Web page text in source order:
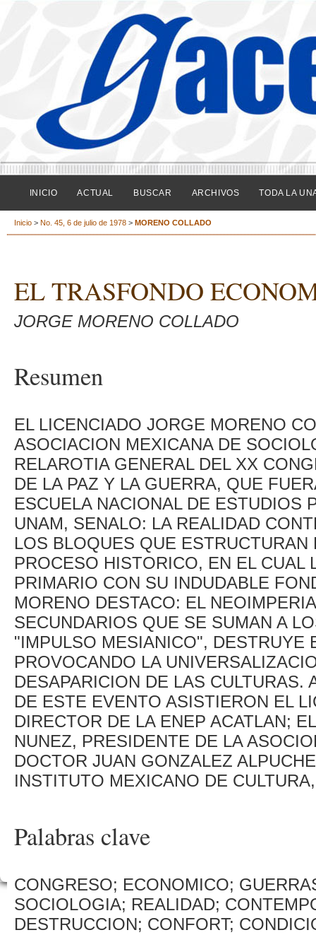
INICIO ACTUAL BUSCAR ARCHIVOS TODA LA
Inicio > No. 45, 6 de julio de 1978 > MORENO COLLADO
EL TRASFONDO
JORGE MORENO COLLADO
Resumen
EL LICENCIADO JORGE MORENO
ASOCIACION MEXICANA DE
RELAROTIA GENERAL DEL XX
DE LA PAZ Y LA GUERRA, QUE
ESCUELA NACIONAL DE ESTUDIOS
UNAM, SENALO: LA REALIDAD
LOS BLOQUES QUE
PROCESO HISTORICO, EN EL CUAL
PRIMARIO CON SU INDUDABLE
MORENO DESTACO: EL
SECUNDARIOS QUE SE SUMAN A
"IMPULSO MESIANICO", DESTRUYE
PROVOCANDO LA
DESAPARICION DE LAS CULTURAS.
DE ESTE EVENTO ASISTIERON EL
DIRECTOR DE LA ENEP ACATLAN;
NUNEZ, PRESIDENTE DE LA
DOCTOR JUAN GONZALEZ
INSTITUTO MEXICANO DE
Palabras clave
CONGRESO; ECONOMICO;
SOCIOLOGIA; REALIDAD;
DESTRUCCION; CONFORT;